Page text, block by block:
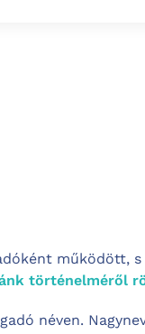
működött,
történelméről
néven.